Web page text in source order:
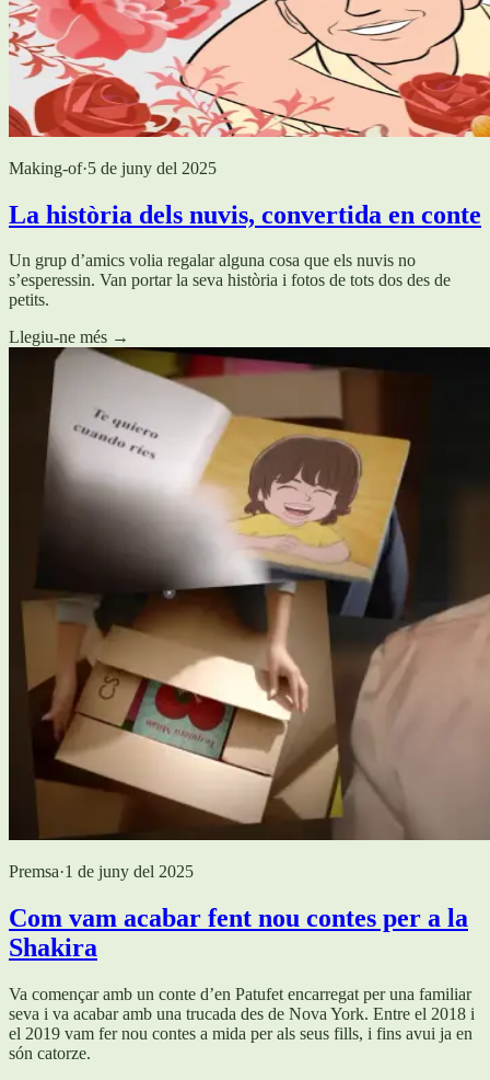
Making-of·5 de juny del 2025
La història dels nuvis, convertida en conte
Un grup d’amics volia regalar alguna cosa que els nuvis no
s’esperessin. Van portar la seva història i fotos de tots dos des de
petits.
Llegiu-ne més →
Premsa·1 de juny del 2025
Com vam acabar fent nou contes per a la
Shakira
Va començar amb un conte d’en Patufet encarregat per una familiar
seva i va acabar amb una trucada des de Nova York. Entre el 2018 i
el 2019 vam fer nou contes a mida per als seus fills, i fins avui ja en
són catorze.